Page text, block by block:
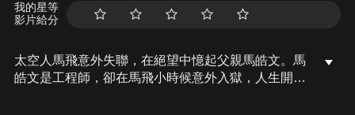
我的星等
影片給分
太空人馬飛意外失聯，在絕望中憶起父親馬皓文。馬
皓文是工程師，卻在馬飛小時候意外入獄，人生開始